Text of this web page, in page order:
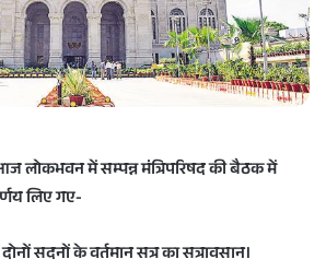
लोकभवन में सम्पन्न मंत्रिपरिषद की बैठक में
लिए गए-
सदनों के वर्तमान सत्र का सत्रावसान।